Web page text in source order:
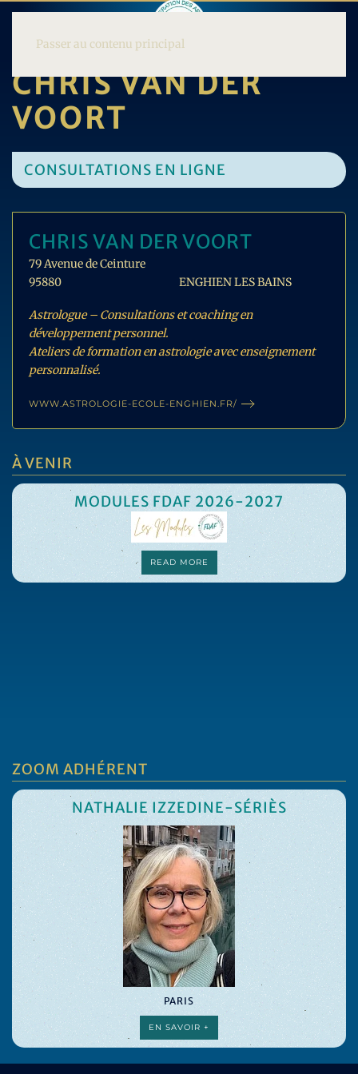
Passer au contenu principal
CHRIS VAN DER
VOORT
CONSULTATIONS EN LIGNE
CHRIS VAN DER VOORT
79 Avenue de Ceinture
95880
ENGHIEN LES BAINS
Astrologue – Consultations et coaching en
développement personnel.
Ateliers de formation en astrologie avec enseignement
personnalisé.
WWW.ASTROLOGIE-ECOLE-ENGHIEN.FR/
À VENIR
MODULES FDAF 2026-2027
READ MORE
ZOOM ADHÉRENT
NATHALIE IZZEDINE-SÉRIÈS
PARIS
EN SAVOIR +